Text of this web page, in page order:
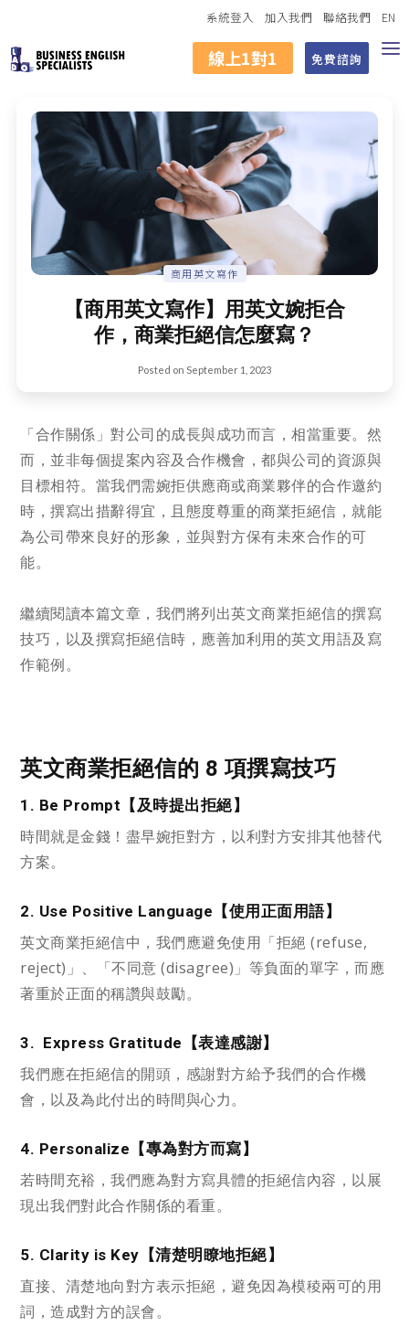
系統登入 加入我們 聯絡我們 EN
免費諮詢
線上1對1
商用英文寫作
【商用英文寫作】用英文婉拒合
作，商業拒絕信怎麼寫？
Posted on September 1, 2023
「合作關係」對公司的成長與成功而言，相當重要。然
而，並非每個提案內容及合作機會，都與公司的資源與
目標相符。當我們需婉拒供應商或商業夥伴的合作邀約
時，撰寫出措辭得宜，且態度尊重的商業拒絕信，就能
為公司帶來良好的形象，並與對方保有未來合作的可
能。
繼續閱讀本篇文章，我們將列出英文商業拒絕信的撰寫
技巧，以及撰寫拒絕信時，應善加利用的英文用語及寫
作範例。
英文商業拒絕信的 8 項撰寫技巧
1. Be Prompt【及時提出拒絕】
時間就是金錢！盡早婉拒對方，以利對方安排其他替代
方案。
2. Use Positive Language【使用正面用語】
英文商業拒絕信中，我們應避免使用「拒絕 (refuse,
reject)」、「不同意 (disagree)」等負面的單字，而應
著重於正面的稱讚與鼓勵。
3. Express Gratitude【表達感謝】
我們應在拒絕信的開頭，感謝對方給予我們的合作機
會，以及為此付出的時間與心力。
4. Personalize【專為對方而寫】
若時間充裕，我們應為對方寫具體的拒絕信內容，以展
現出我們對此合作關係的看重。
5. Clarity is Key【清楚明瞭地拒絕】
直接、清楚地向對方表示拒絕，避免因為模稜兩可的用
詞，造成對方的誤會。